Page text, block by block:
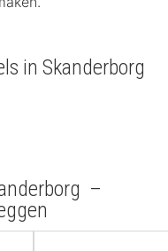
in Skanderborg
–